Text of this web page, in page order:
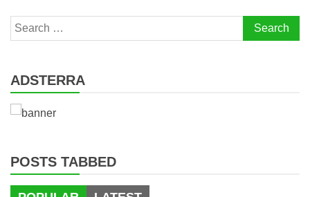
Search
for:
ADSTERRA
POSTS TABBED